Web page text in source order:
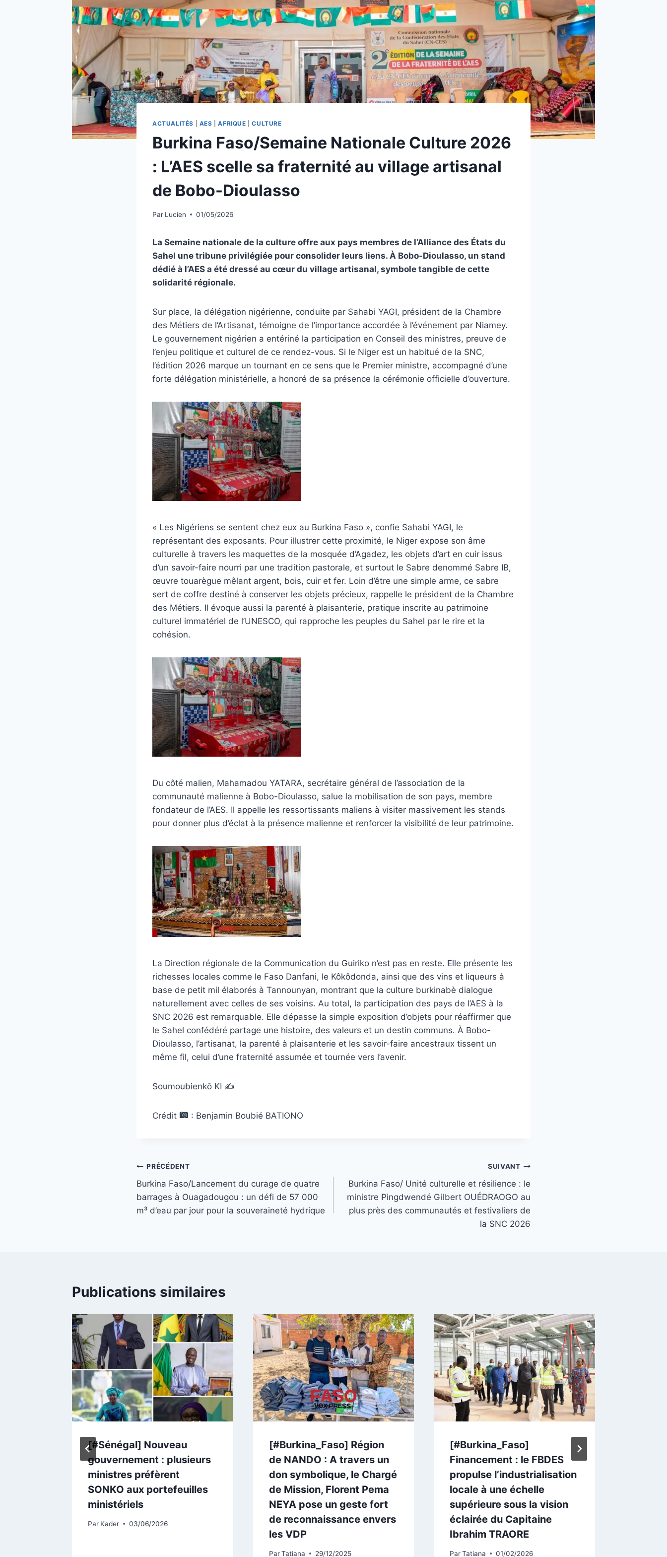
ACTUALITÉS AES |AFRIQUE |CULTURE
Burkina Faso/Semaine Nationale Culture 2026
: L’AES scelle sa fraternité au village artisanal
de Bobo-Dioulasso
Par Lucien 01/05/2026
La Semaine nationale de la culture offre aux pays membres de l’Alliance des États du
Sahel une tribune privilégiée pour consolider leurs liens. À Bobo-Dioulasso, un stand
dédié à l’AES a été dressé au cœur du village artisanal, symbole tangible de cette
solidarité régionale.
Sur place, la délégation nigérienne, conduite par Sahabi YAGI, président de la Chambre
des Métiers de l’Artisanat, témoigne de l’importance accordée à l’événement par Niamey.
Le gouvernement nigérien a entériné la participation en Conseil des ministres, preuve de
l’enjeu politique et culturel de ce rendez-vous. Si le Niger est un habitué de la SNC,
l’édition 2026 marque un tournant en ce sens que le Premier ministre, accompagné d’une
forte délégation ministérielle, a honoré de sa présence la cérémonie officielle d’ouverture.
« Les Nigériens se sentent chez eux au Burkina Faso », confie Sahabi YAGI, le
représentant des exposants. Pour illustrer cette proximité, le Niger expose son âme
culturelle à travers les maquettes de la mosquée d’Agadez, les objets d’art en cuir issus
d’un savoir-faire nourri par une tradition pastorale, et surtout le Sabre denommé Sabre IB,
œuvre touarègue mêlant argent, bois, cuir et fer. Loin d’être une simple arme, ce sabre
sert de coffre destiné à conserver les objets précieux, rappelle le président de la Chambre
des Métiers. Il évoque aussi la parenté à plaisanterie, pratique inscrite au patrimoine
culturel immatériel de l’UNESCO, qui rapproche les peuples du Sahel par le rire et la
cohésion.
Du côté malien, Mahamadou YATARA, secrétaire général de l’association de la
communauté malienne à Bobo-Dioulasso, salue la mobilisation de son pays, membre
fondateur de l’AES. Il appelle les ressortissants maliens à visiter massivement les stands
pour donner plus d’éclat à la présence malienne et renforcer la visibilité de leur patrimoine.
La Direction régionale de la Communication du Guiriko n’est pas en reste. Elle présente les
richesses locales comme le Faso Danfani, le Kôkôdonda, ainsi que des vins et liqueurs à
base de petit mil élaborés à Tannounyan, montrant que la culture burkinabè dialogue
naturellement avec celles de ses voisins. Au total, la participation des pays de l’AES à la
SNC 2026 est remarquable. Elle dépasse la simple exposition d’objets pour réaffirmer que
le Sahel confédéré partage une histoire, des valeurs et un destin communs. À Bobo-
Dioulasso, l’artisanat, la parenté à plaisanterie et les savoir-faire ancestraux tissent un
même fil, celui d’une fraternité assumée et tournée vers l’avenir.
Soumoubienkô KI ✍️
Crédit : Benjamin Boubié BATIONO
Navigation
de
l’article
PRÉCÉDENT
Burkina Faso/Lancement du curage de quatre
barrages à Ouagadougou : un défi de 57 000
m³ d’eau par jour pour la souveraineté hydrique
SUIVANT
Burkina Faso/ Unité culturelle et résilience : le
ministre Pingdwendé Gilbert OUÉDRAOGO au
plus près des communautés et festivaliers de
la SNC 2026
Publications similaires
[#Sénégal] Nouveau
gouvernement : plusieurs
ministres préfèrent
SONKO aux portefeuilles
ministériels
Par Kader 03/06/2026
[#Burkina_Faso] Région
de NANDO : A travers un
don symbolique, le Chargé
de Mission, Florent Pema
NEYA pose un geste fort
de reconnaissance envers
les VDP
Par Tatiana 29/12/2025
[#Burkina_Faso]
Financement : le FBDES
propulse l’industrialisation
locale à une échelle
supérieure sous la vision
éclairée du Capitaine
Ibrahim TRAORE
Par Tatiana 01/02/2026